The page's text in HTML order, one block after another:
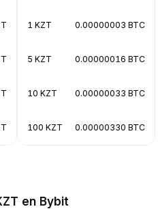
1 KZT 0.00000003 BTC
5 KZT 0.00000016 BTC
10 KZT 0.00000033 BTC
100 KZT 0.00000330 BTC
en Bybit